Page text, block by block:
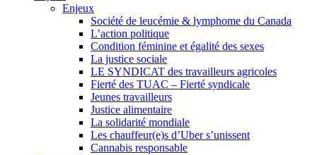
Enjeux
Société de leucémie & lymphome du Canada
L’action politique
Condition féminine et égalité des sexes
La justice sociale
LE SYNDICAT des travailleurs agricoles
Fierté des TUAC – Fierté syndicale
Jeunes travailleurs
Justice alimentaire
La solidarité mondiale
Les chauffeur(e)s d’Uber s’unissent
Cannabis responsable